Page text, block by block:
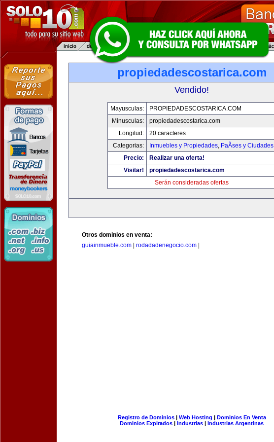
propiedadescostarica.com
Vendido!
Mayusculas:
PROPIEDADESCOSTARICA.COM
Minusculas:
propiedadescostarica.com
Longitud:
20 caracteres
Categorias:
Inmuebles y Propiedades, PaÃ­ses y Ciudades
Precio:
Realizar una oferta!
Visitar!
propiedadescostarica.com
Serán consideradas ofertas
Otros dominios en venta:
guiainmueble.com
rodadadenegocio.com
Registro de Dominios| Web Hosting | Dominios En Venta
Dominios Expirados | Industrias | Industrias Argentinas